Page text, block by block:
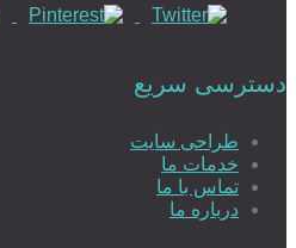
دسترسی سریع
طراحی سایت
خدمات ما
تماس با ما
درباره ما